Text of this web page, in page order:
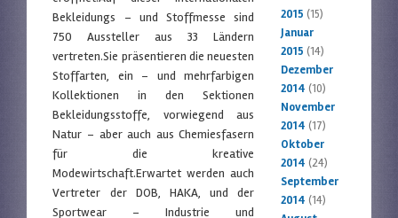
Bekleidungs – und Stoffmesse sind
750 Aussteller aus 33 Ländern
vertreten.Sie präsentieren die neuesten
Stoffarten, ein – und mehrfarbigen
Kollektionen in den Sektionen
Bekleidungsstoffe, vorwiegend aus
Natur – aber auch aus Chemiesfasern
für die kreative
Modewirtschaft.Erwartet werden auch
Vertreter der DOB, HAKA, und der
Sportwear – Industrie und
2015 (15)
Januar
2015 (14)
Dezember
2014 (10)
November
2014 (17)
Oktober
2014 (24)
September
2014 (14)